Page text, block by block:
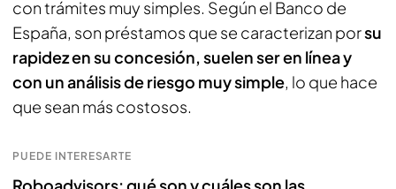
con trámites muy simples. Según el Banco de
España, son préstamos que se caracterizan porsu
rapidez en su concesión, suelen ser en línea y
con un análisis de riesgo muy simple, lo que hace
que sean más costosos.
PUEDE INTERESARTE